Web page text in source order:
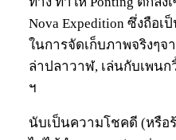
Nova Expedition ซึ่งถือ
ในการจัดเก็บภาพจริงๆจ
ล่าปลาวาฬ, เล่นกับเพนก
ฯ
นับเป็นความโชคดี (หรือ